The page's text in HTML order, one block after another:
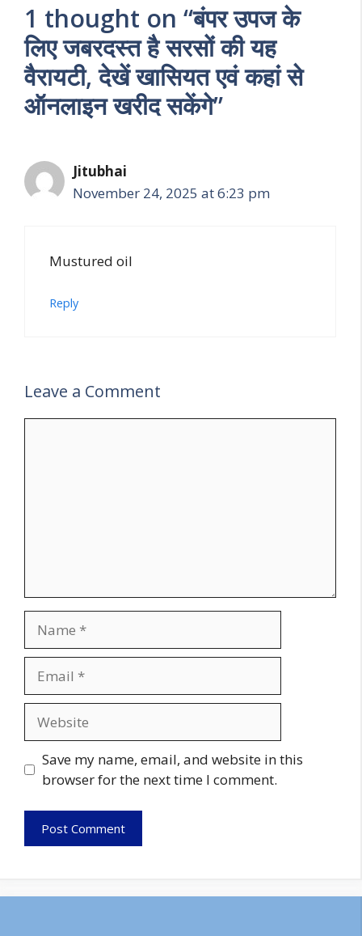
1 thought on “बंपर उपज के
लिए जबरदस्त है सरसों की यह
वैरायटी, देखें खासियत एवं कहां से
ऑनलाइन खरीद सकेंगे”
Jitubhai
November 24, 2025 at 6:23 pm
Mustured oil
Reply
Leave a Comment
Save my name, email, and website in this
browser for the next time I comment.